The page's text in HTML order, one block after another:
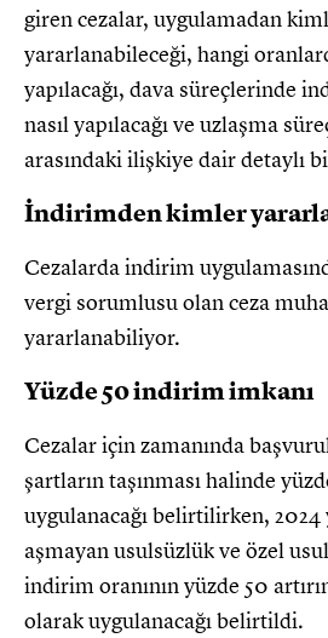
giren cezalar, uygulamadan
yararlanabileceği, hangi
yapılacağı, dava süreçlerinde
nasıl yapılacağı ve uzlaşma
arasındaki ilişkiye dair detaylı
İndirimden kimler
Cezalarda indirim
vergi sorumlusu olan ceza
yararlanabiliyor.
Yüzde 50 indirim imkanı
Cezalar için zamanında
şartların taşınması halinde
uygulanacağı belirtilirken, 2024
aşmayan usulsüzlük ve özel
indirim oranının yüzde 50
olarak uygulanacağı belirtildi.